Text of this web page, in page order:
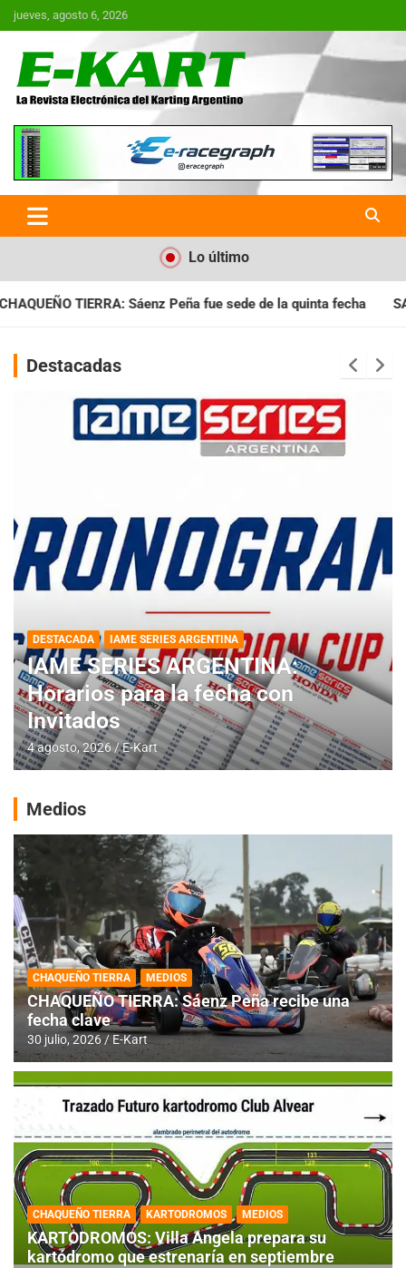
Saltar
al
jueves, agosto 6, 2026
E-Kart.com.ar | La Revista
Electrónica del Karting en
Argentina
Lo último
fue sede de la quinta fecha SANTIAGUEÑO: Se cumplió con
Destacadas
DESTACADA IAME SERIES ARGENTINA
IAME SERIES ARGENTINA:
Horarios para la fecha con
Invitados
4 agosto, 2026 E-Kart
Medios
CHAQUEÑO TIERRA MEDIOS
CHAQUEÑO TIERRA: Sáenz Peña recibe una
fecha clave
30 julio, 2026 E-Kart
CHAQUEÑO TIERRA KARTODROMOS MEDIOS
KARTODROMOS: Villa Angela prepara su
kartódromo que estrenaría en septiembre